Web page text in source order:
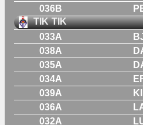
036B
TIK TIK
033A
038A
035A
034A
039A
036A
032A